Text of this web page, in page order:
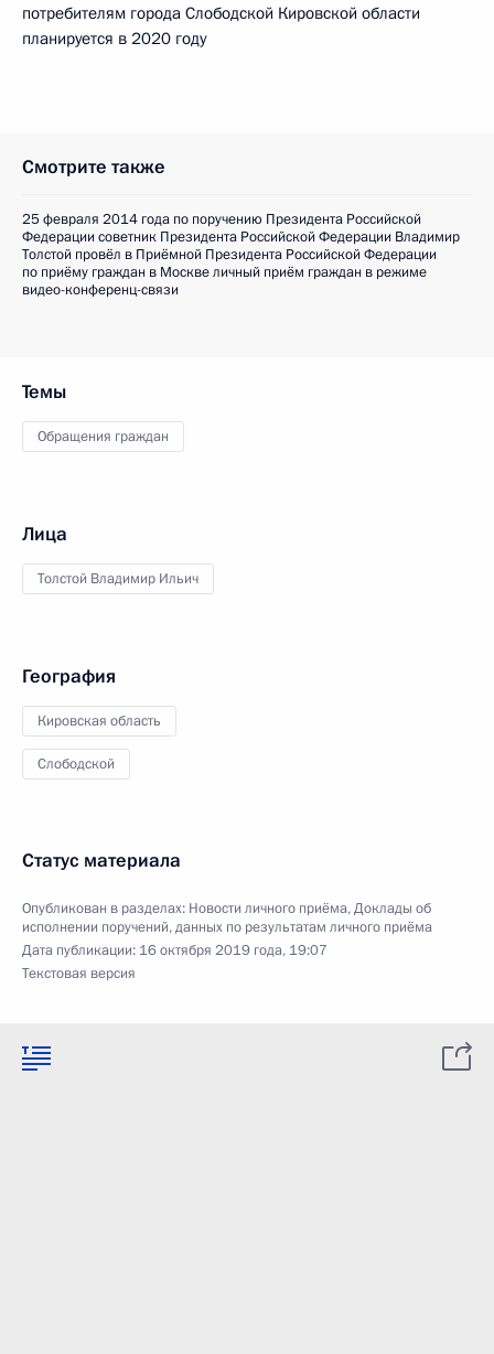
потребителям города Слободской Кировской области
планируется в 2020 году
Смотрите также
25 февраля 2014 года по поручению Президента Российской
Федерации советник Президента Российской Федерации Владимир
Толстой провёл в Приёмной Президента Российской Федерации
по приёму граждан в Москве личный приём граждан в режиме
видео-конференц-связи
Темы
Обращения граждан
Лица
Толстой Владимир Ильич
География
Кировская область
Слободской
Статус материала
Опубликован в разделах: Новости личного приёма,Доклады об
исполнении поручений, данных по результатам личного приёма
Дата публикации: 16 октября 2019 года, 19:07
Текстовая версия